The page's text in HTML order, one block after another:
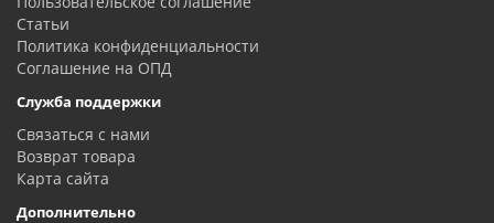
Статьи
Политика конфиденциальности
Соглашение на ОПД
Служба поддержки
Связаться с нами
Возврат товара
Карта сайта
Дополнительно